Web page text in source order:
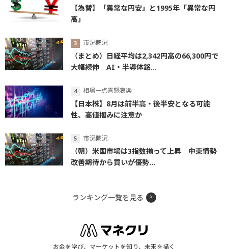
【為替】「異常な円安」と1995年「異常な円
高」
市況概況
（まとめ）日経平均は2,342円高の66,300円で
大幅続伸 AI・半導体銘...
相場一点喜怒哀楽
【日本株】8月は前半高・後半安となる可能
性、高値掴みに注意か
市況概況
（朝）米国市場は3指数揃って上昇 中東情勢
改善期待から買いが優勢...
ランキング一覧を見る
お金を学び、マーケットを知り、未来を描く